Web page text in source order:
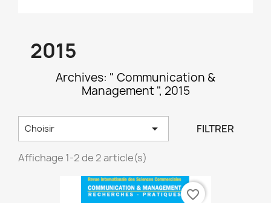
2015
Archives: " Communication &
Management ", 2015
Choisir  FILTRER
Affichage 1-2 de 2 article(s)
favorite_border